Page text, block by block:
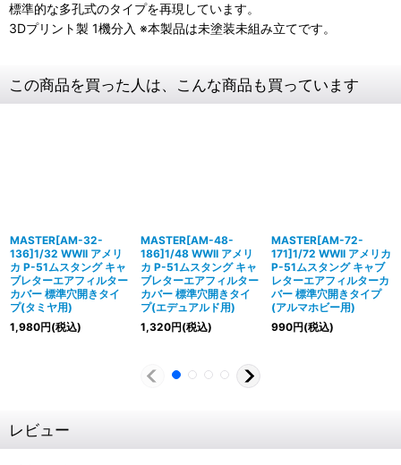
標準的な多孔式のタイプを再現しています。
3Dプリント製 1機分入 ※本製品は未塗装未組み立てです。
この商品を買った人は、こんな商品も買っています
MASTER[AM-32-
136]1/32 WWII アメリ
カ P-51ムスタング キャ
ブレターエアフィルター
カバー 標準穴開きタイ
プ(タミヤ用)
1,980円(税込)
MASTER[AM-48-
186]1/48 WWII アメリ
カ P-51ムスタング キャ
ブレターエアフィルター
カバー 標準穴開きタイ
プ(エデュアルド用)
1,320円(税込)
MASTER[AM-72-
171]1/72 WWII アメリカ
P-51ムスタング キャブ
レターエアフィルターカ
バー 標準穴開きタイプ
(アルマホビー用)
990円(税込)
レビュー